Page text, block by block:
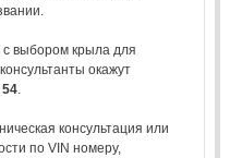
выбором крыла для
окажут
.
консультация или
по VIN номеру,